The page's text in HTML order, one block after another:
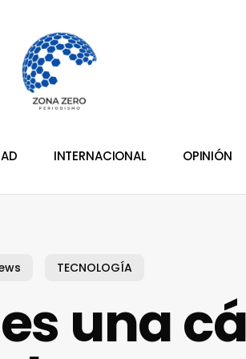
INTERNACIONAL OPINIÓN
TECNOLOGÍA
es una